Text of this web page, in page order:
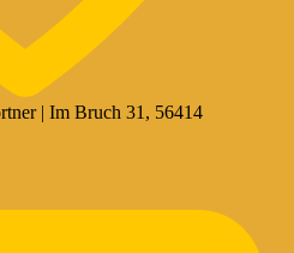
| Im Bruch 31, 56414